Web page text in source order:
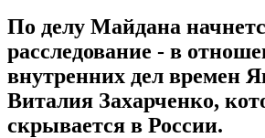
По делу Майдана
расследование - в
внутренних дел времен
Виталия Захарченко,
скрывается в России.